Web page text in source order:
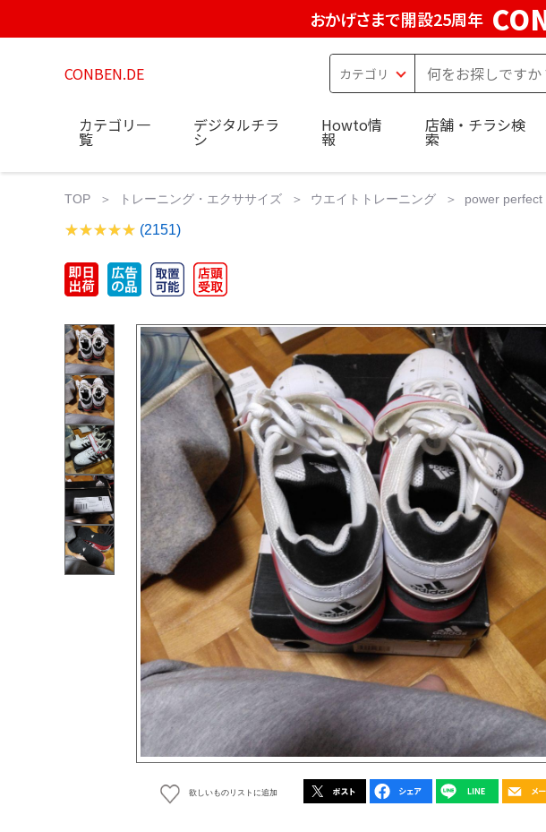
おかげさまで開設25周年
CONBEN.DE
カテゴリ一
覧
デジタルチラ
シ
Howto情
報
店舗・チラシ検
索
TOP トレーニング・エクササイズ ウエイトトレーニング power
(2151)
欲しいものリストに追加